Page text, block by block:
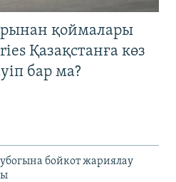
қоймалары
Қазақстанға көз
бар ма?
бойкот жариялау